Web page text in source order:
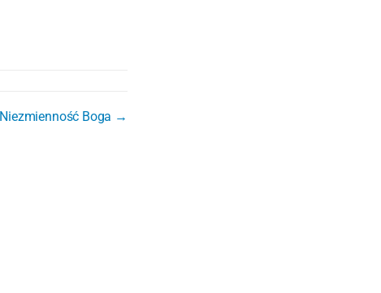
Niezmienność Boga →